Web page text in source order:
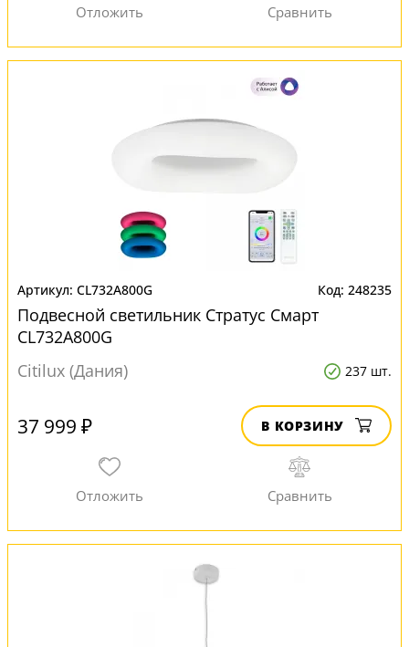
CL732A800G 248235
Подвесной светильник Стратус Смарт
CL732A800G
Citilux (Дания)
237 шт.
37 999 ₽ В КОРЗИНУ